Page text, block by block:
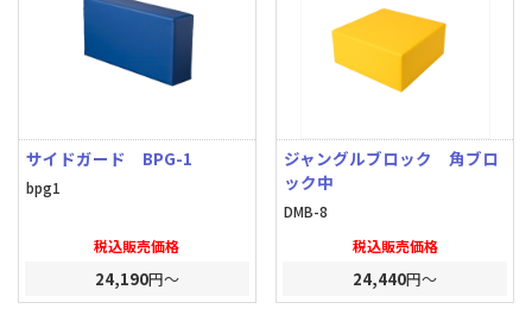
サイドガード BPG-1
bpg1
税込販売価格
24,190円～
ジャングルブロック 角ブロ
ック中
DMB-8
税込販売価格
24,440円～